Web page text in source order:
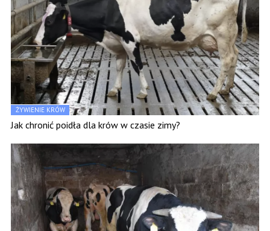
ŻYWIENIE KRÓW
Jak chronić poidła dla krów w czasie zimy?